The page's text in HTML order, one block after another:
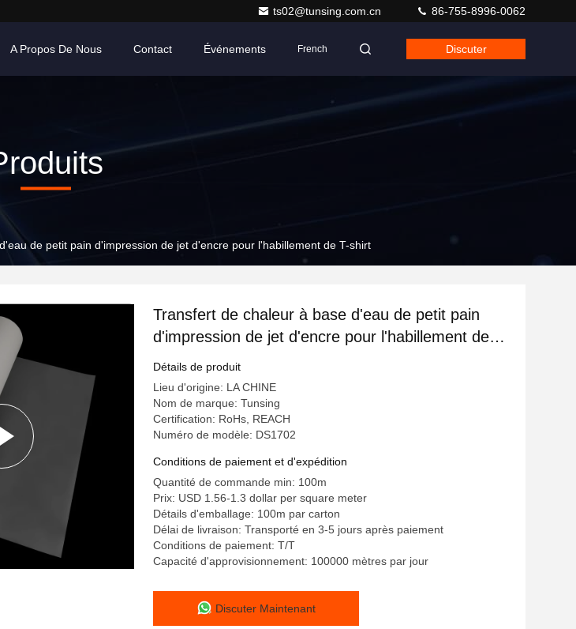
ts02@tunsing.com.cn 86-755-8996-0062
A Propos De Nous Contact Événements French Discuter
de petit pain d'impression de jet d'encre pour l'habillement de T-shirt
Transfert de chaleur à base d'eau de petit pain
d'impression de jet d'encre pour l'habillement de
T-shirt
Détails de produit
Lieu d'origine: LA CHINE
Nom de marque: Tunsing
Certification: RoHs, REACH
Numéro de modèle: DS1702
Conditions de paiement et d'expédition
Quantité de commande min: 100m
Prix: USD 1.56-1.3 dollar per square meter
Détails d'emballage: 100m par carton
Délai de livraison: Transporté en 3-5 jours après paiement
Conditions de paiement: T/T
Capacité d'approvisionnement: 100000 mètres par jour
Discuter Maintenant